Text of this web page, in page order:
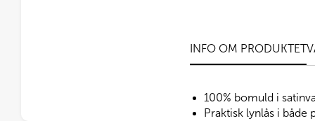
INFO OM PRODUKTET
100% bomuld i
Praktisk lynlås i